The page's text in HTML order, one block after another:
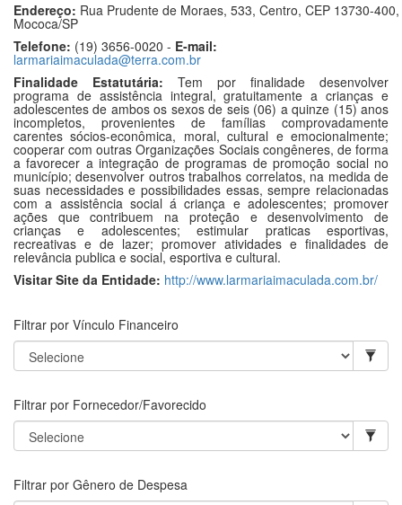
Endereço: Rua Prudente de Moraes, 533, Centro, CEP 13730-400,
Mococa/SP
Telefone: (19) 3656-0020 - E-mail:
larmariaimaculada@terra.com.br
Finalidade Estatutária: Tem por finalidade desenvolver
programa de assistência integral, gratuitamente a crianças e
adolescentes de ambos os sexos de seis (06) a quinze (15) anos
incompletos, provenientes de famílias comprovadamente
carentes sócios-econômica, moral, cultural e emocionalmente;
cooperar com outras Organizações Sociais congêneres, de forma
a favorecer a integração de programas de promoção social no
município; desenvolver outros trabalhos correlatos, na medida de
suas necessidades e possibilidades essas, sempre relacionadas
com a assistência social á criança e adolescentes; promover
ações que contribuem na proteção e desenvolvimento de
crianças e adolescentes; estimular praticas esportivas,
recreativas e de lazer; promover atividades e finalidades de
relevância publica e social, esportiva e cultural.
Visitar Site da Entidade: http://www.larmariaimaculada.com.br/
Filtrar por Vínculo Financeiro
Filtrar por Fornecedor/Favorecido
Filtrar por Gênero de Despesa